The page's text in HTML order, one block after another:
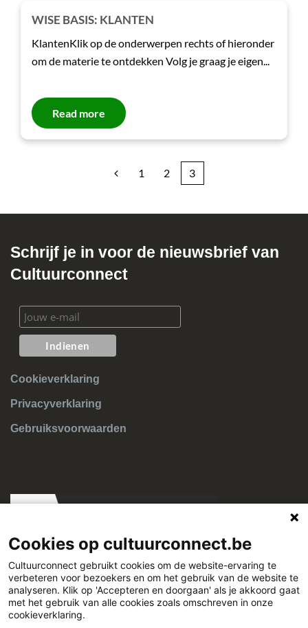
WISE BASIS: KLANTEN
KlantenKlik op de onderwerpen rechts of hieronder
om de materie te ontdekken Volg je graag je eigen...
Read more
1 2 3
Schrijf je in voor de nieuwsbrief van
Cultuurconnect
Cookieverklaring
Privacyverklaring
Gebruiksvoorwaarden
Cultuurconnect
Cookies op cultuurconnect.be
Cultuurconnect gebruikt cookies om de website-ervaring te
verbeteren voor bezoekers en om het gebruik van de website te
analyseren. Klik op 'Accepteren en doorgaan' als je akkoord gaat
met het gebruik van alle cookies zoals omschreven in onze
cookieverklaring.